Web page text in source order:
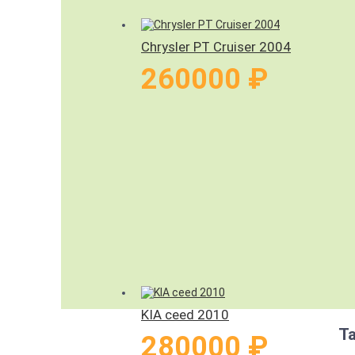
Chrysler PT Cruiser 2004
260000 ₽
KIA ceed 2010
280000 ₽